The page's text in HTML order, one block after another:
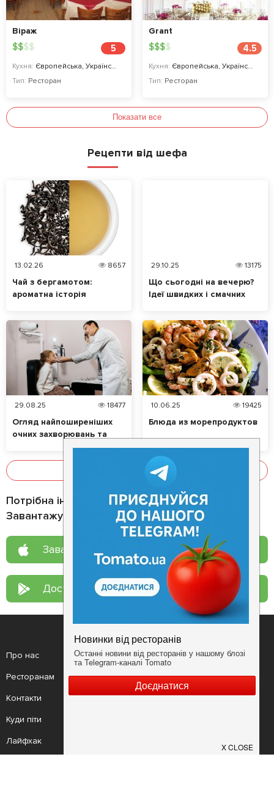
Віраж
Кухня: Європейська, Українська
Тип: Ресторан
5
$$$$
Grant
Кухня: Європейська, Українська, Закарпатська
Тип: Ресторан
4.5
$$$$
Показати все
Рецепти від шефа
13.02.26 8657
Чай з бергамотом:
ароматна історія
29.10.25 13175
Що сьогодні на вечерю?
Ідеї швидких і смачних
29.08.25 18477
Огляд найпоширеніших
очних захворювань та
їхніх симптомів. Які
продукти позитивно
10.06.25 19425
Блюда из морепродуктов
Показати все
Потрібна інформація про заклад?
Завантажуйте додаток!
Завантажте у App Store
Доступно у Google Play
Про нас
Ресторанам
Контакти
Куди піти
Лайфхак
Рецепт дня
Новини
Анонси